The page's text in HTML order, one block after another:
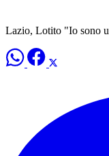
Lazio, Lotito "Io sono